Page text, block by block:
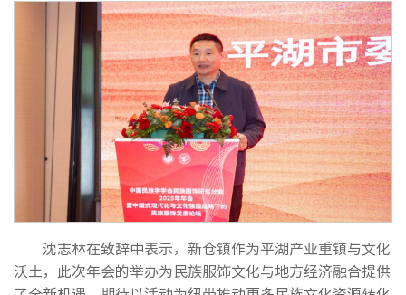
沈志林在致辞中表示，新仓镇作为平湖产业重镇与文化
沃土，此次年会的举办为民族服饰文化与地方经济融合提供